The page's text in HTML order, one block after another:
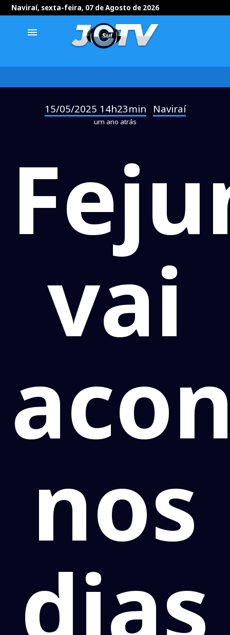
Naviraí, sexta-feira, 07 de Agosto de 2026
menu
15/05/2025 14h23min Naviraí
um ano atrás
vai
nos
dias